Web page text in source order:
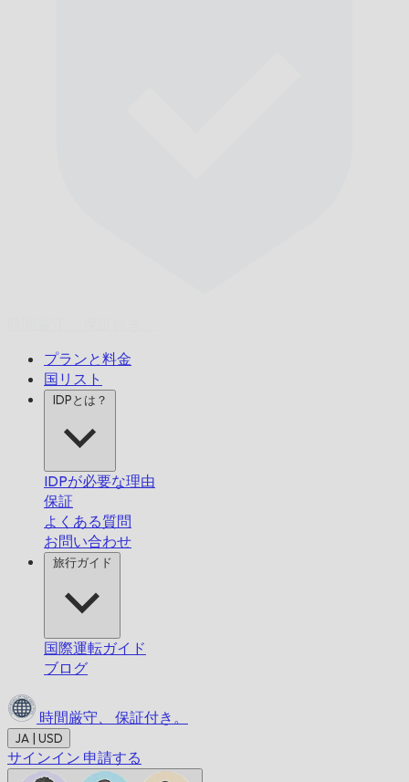
プランと料金
国リスト
IDPとは？
IDPが必要な理由
保証
よくある質問
お問い合わせ
旅行ガイド
国際運転ガイド
ブログ
時間厳守、 保証付き。
JA | USD
サインイン 申請する